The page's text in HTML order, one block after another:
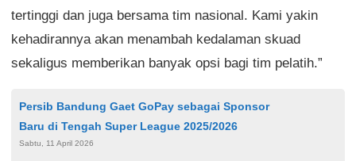
tertinggi dan juga bersama tim nasional. Kami yakin
kehadirannya akan menambah kedalaman skuad
sekaligus memberikan banyak opsi bagi tim pelatih.”
Persib Bandung Gaet GoPay sebagai Sponsor
Baru di Tengah Super League 2025/2026
Sabtu, 11 April 2026